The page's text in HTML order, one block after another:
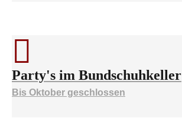
Party's im Bundschuhkeller
Bis Oktober geschlossen